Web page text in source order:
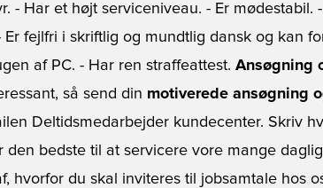
- Har et højt serviceniveau. - Er mødestabil.
Er fejlfri i skriftlig og mundtlig dansk og kan
af PC. - Har ren straffeattest. Ansøgning
så send din motiverede ansøgning
Deltidsmedarbejder kundecenter. Skriv
den bedste til at servicere vore mange
hvorfor du skal inviteres til jobsamtale hos